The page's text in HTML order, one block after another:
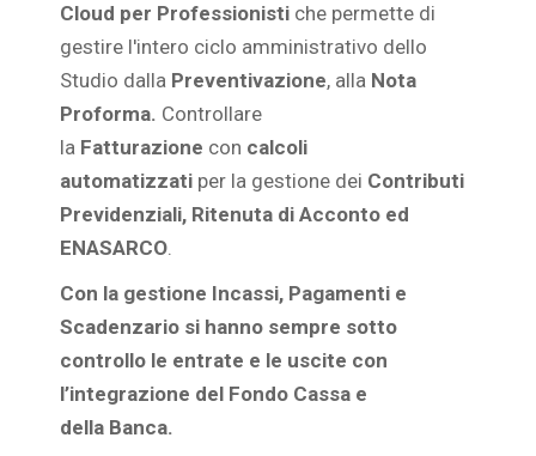
Cloud per Professionisti che permette di
gestire l'intero ciclo amministrativo dello
Studio dalla Preventivazione, alla Nota
Proforma. Controllare
la Fatturazione con calcoli
automatizzati per la gestione dei Contributi
Previdenziali, Ritenuta di Acconto ed
ENASARCO.
Con la gestione Incassi, Pagamenti e
Scadenzario si hanno sempre sotto
controllo le entrate e le uscite con
l’integrazione del Fondo Cassa e
della Banca.